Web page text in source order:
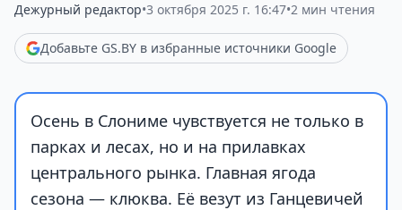
Дежурный редактор•3 октября 2025 г. 16:47•2 мин чтения
Добавьте GS.BY в избранные источники Google
Осень в Слониме чувствуется не только в
парках и лесах, но и на прилавках
центрального рынка. Главная ягода
сезона — клюква. Её везут из Ганцевичей